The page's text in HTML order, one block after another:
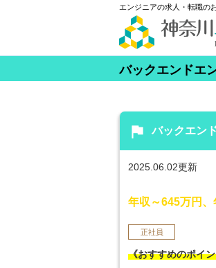
エンジニアの求人・転職の
バックエンドエ
flag バックエン
2025.06.02更新
年収～645万円
正社員
《おすすめのポイ